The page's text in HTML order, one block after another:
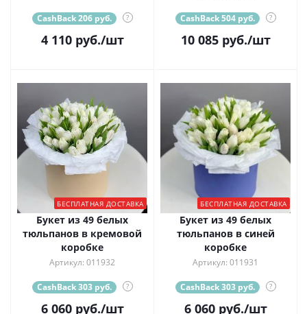
CashBack 206 руб. ?
4 110руб./шт
CashBack 504 руб. ?
10 085руб./шт
БЕСПЛАТНАЯ ДОСТАВКА
Букет из 49 белых
тюльпанов в кремовой
коробке
Артикул: 011932
CashBack 303 руб. ?
6 060руб./шт
БЕСПЛАТНАЯ ДОСТАВКА
Букет из 49 белых
тюльпанов в синей
коробке
Артикул: 011931
CashBack 303 руб. ?
6 060руб./шт